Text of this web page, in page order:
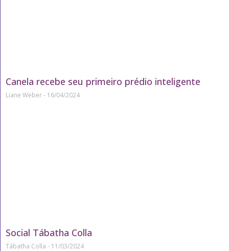
Canela recebe seu primeiro prédio inteligente
Liane Weber 16/04/2024
Social Tábatha Colla
Tábatha Colla 11/03/2024